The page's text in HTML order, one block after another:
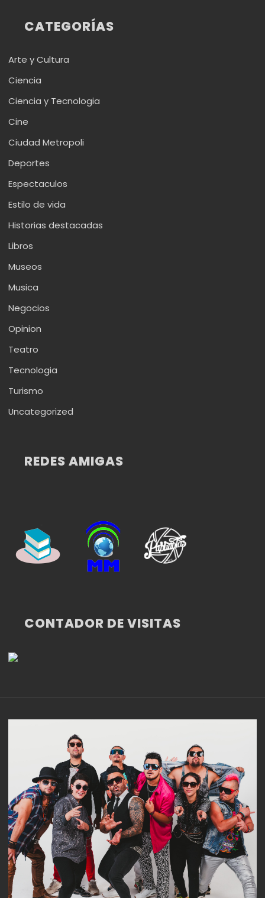
CATEGORÍAS
Arte y Cultura
Ciencia
Ciencia y Tecnologia
Cine
Ciudad Metropoli
Deportes
Espectaculos
Estilo de vida
Historias destacadas
Libros
Museos
Musica
Negocios
Opinion
Teatro
Tecnologia
Turismo
Uncategorized
REDES AMIGAS
CONTADOR DE VISITAS